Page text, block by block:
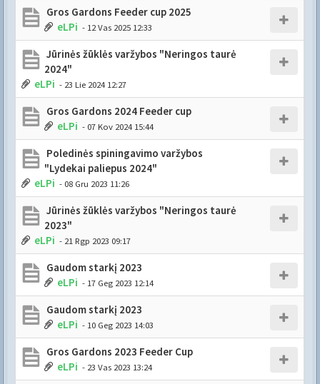
Gros Gardons Feeder cup 2025
eLPi - 12 Vas 2025 12:33
Jūrinės žūklės varžybos "Neringos taurė
2024"
eLPi - 23 Lie 2024 12:27
Gros Gardons 2024 Feeder cup
eLPi - 07 Kov 2024 15:44
Poledinės spiningavimo varžybos
"Lydekai paliepus 2024"
eLPi - 08 Gru 2023 11:26
Jūrinės žūklės varžybos "Neringos taurė
2023"
eLPi - 21 Rgp 2023 09:17
Gaudom starkį 2023
eLPi - 17 Geg 2023 12:14
Gaudom starkį 2023
eLPi - 10 Geg 2023 14:03
Gros Gardons 2023 Feeder Cup
eLPi - 23 Vas 2023 13:24